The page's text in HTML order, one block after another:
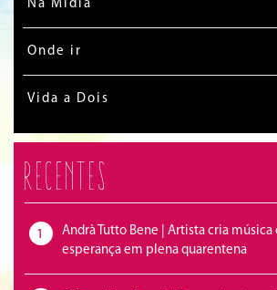
Na Midia
Onde ir
Vida a Dois
Recentes
1
Andrà Tutto Bene | Artista cria música
esperança em plena quarentena